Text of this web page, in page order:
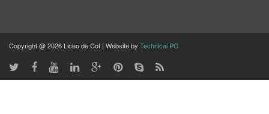
Copyright @ 2026 Liceo de Cot | Website by Technical PC